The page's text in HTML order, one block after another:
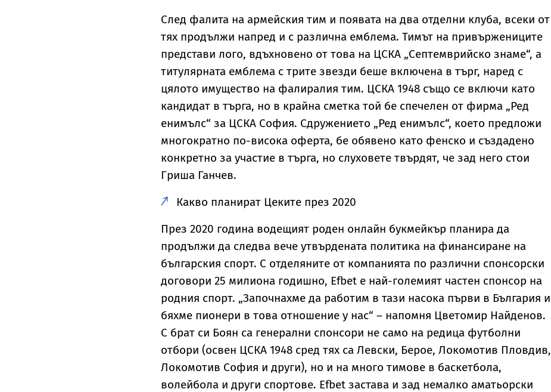
След фалита на армейския тим и появата на два отделни клуба, всеки от
тях продължи напред и с различна емблема. Тимът на привържениците
представи лого, вдъхновено от това на ЦСКА „Септемврийско знаме“, а
титулярната емблема с трите звезди беше включена в търг, наред с
цялото имущество на фалиралия тим. ЦСКА 1948 също се включи като
кандидат в търга, но в крайна сметка той бе спечелен от фирма „Ред
енимълс“ за ЦСКА София. Сдружението „Ред енимълс“, което предложи
многократно по-висока оферта, бе обявено като фенско и създадено
конкретно за участие в търга, но слуховете твърдят, че зад него стои
Гриша Ганчев.
Какво планират Цеките през 2020
През 2020 година водещият роден онлайн букмейкър планира да
продължи да следва вече утвърдената политика на финансиране на
българския спорт. С отделяните от компанията по различни спонсорски
договори 25 милиона годишно, Efbet е най-големият частен спонсор на
родния спорт. „Започнахме да работим в тази насока първи в България и
бяхме пионери в това отношение у нас“ – напомня Цветомир Найденов.
С брат си Боян са генерални спонсори не само на редица футболни
отбори (освен ЦСКА 1948 сред тях са Левски, Берое, Локомотив Пловдив,
Локомотив София и други), но и на много тимове в баскетбола,
волейбола и други спортове. Efbet застава и зад немалко аматьорски